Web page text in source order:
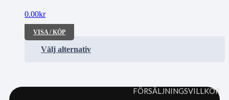
0.00kr
VISA / KÖP
Välj alternativ
FÖRSÄLJNINGSVILLKOR